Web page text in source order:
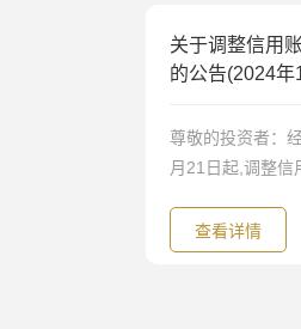
关于调整信用
的公告(2024年
尊敬的投资者：
月21日起,调整信
查看详情